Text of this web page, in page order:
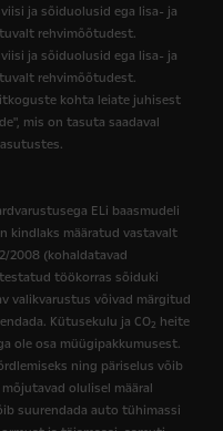
ja sõiduolusid ega lisa- ja
rehvimõõtudest.
ja sõiduolusid ega lisa- ja
rehvimõõtudest.
kohta leiate juhisest
mis on tasuta saadaval
ELi baasmudeli
kindlaks määratud vastavalt
2008 (kohaldatavad
töökorras sõiduki
valikvarustus võivad märgitud
Kütusekulu ja CO2 heite
ole osa müügipakkumusest.
ning päriselus võib
olulisel määral
suurendada auto tühimassi